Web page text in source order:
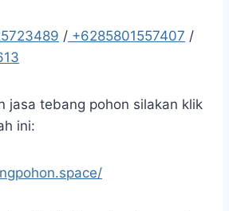
/ +6285801557407 /
jasa tebang pohon silakan klik
ini: